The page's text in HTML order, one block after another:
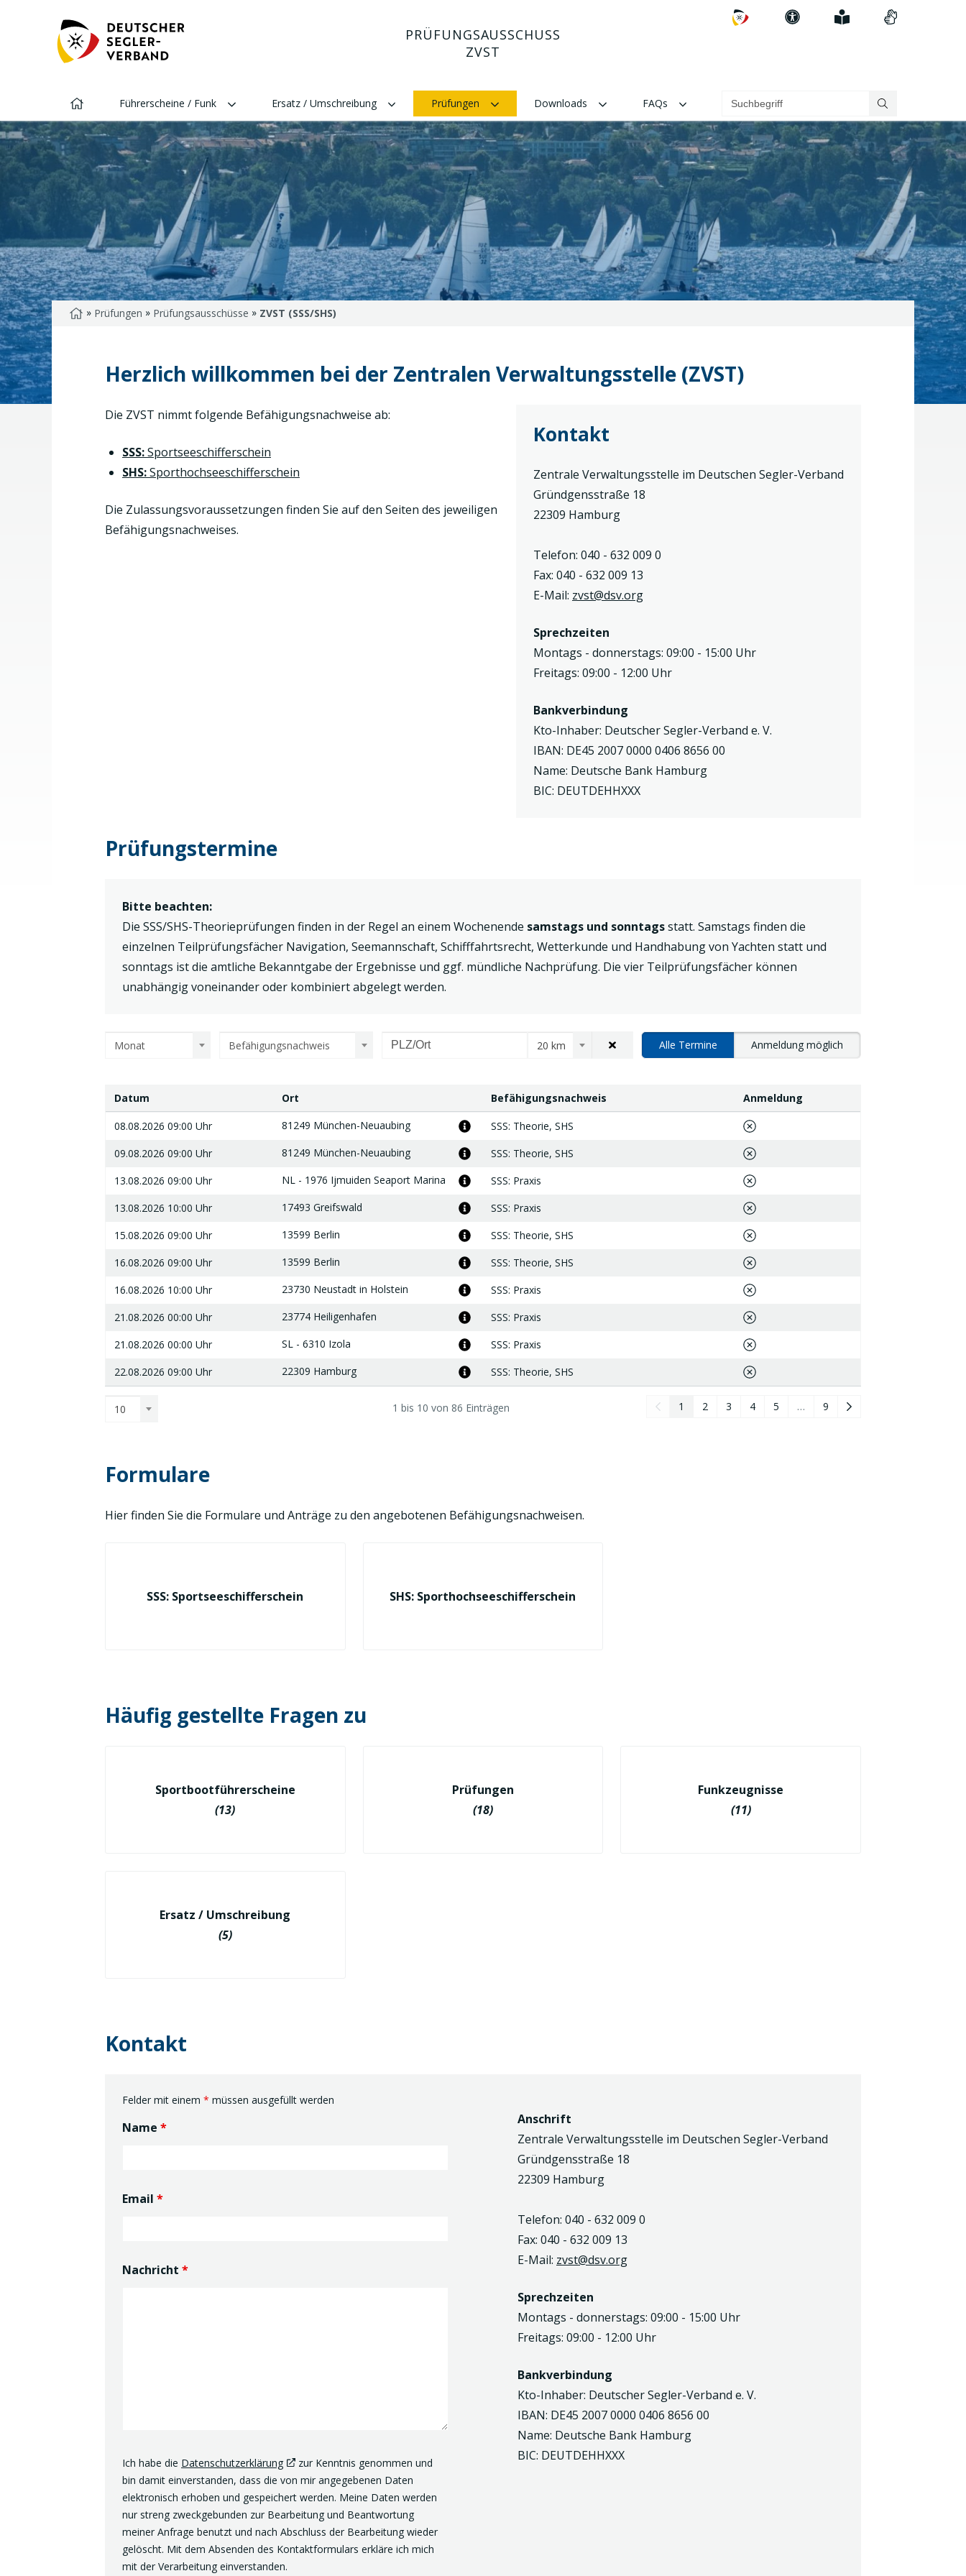
Erklärung Einfach
Videos
PRÜFUNGSAUSSCHUSS
ZVST
STARTSEITE
MENÜ
Startseite Führerscheine / Funk Ersatz / Umschreibung Prüfungen Downloads FAQs
Startseite
» Prüfungen » Prüfungsausschüsse » ZVST (SSS/SHS)
Herzlich willkommen bei der Zentralen Verwaltungsstelle (ZVST)
Kontakt
Zentrale Verwaltungsstelle im Deutschen Segler-Verband
Gründgensstraße 18
22309 Hamburg
Telefon: 040 - 632 009 0
Fax: 040 - 632 009 13
E-Mail: zvst@dsv.org
Sprechzeiten
Montags - donnerstags: 09:00 - 15:00 Uhr
Freitags: 09:00 - 12:00 Uhr
Bankverbindung
Kto-Inhaber: Deutscher Segler-Verband e. V.
IBAN: DE45 2007 0000 0406 8656 00
Name: Deutsche Bank Hamburg
BIC: DEUTDEHHXXX
Die ZVST nimmt folgende Befähigungsnachweise ab:
SSS:Sportseeschifferschein
SHS:Sporthochseeschifferschein
Die Zulassungsvoraussetzungen finden Sie auf den Seiten des jeweiligen
Befähigungsnachweises.
Prüfungstermine
Bitte beachten:
Die SSS/SHS-Theorieprüfungen finden in der Regel an einem Wochenende samstags und sonntagsstatt. Samstags finden die
einzelnen Teilprüfungsfächer Navigation, Seemannschaft, Schifffahrtsrecht, Wetterkunde und Handhabung von Yachten statt und
sonntags ist die amtliche Bekanntgabe der Ergebnisse und ggf. mündliche Nachprüfung. Die vier Teilprüfungsfächer können
unabhängig voneinander oder kombiniert abgelegt werden.
Monat Befähigungsnachweis 20 km
Ort zurücksetzen
Alle Termine Anmeldung möglich
Datum Ort Befähigungsnachweis
Anmeldung
Datum
Ort Befähigungsnachweis Anmeldung
08.08.2026 09:00 Uhr 81249 München-Neuaubing
Mehr
Informationen
zum
Treffpunkt
SSS: Theorie, SHS
09.08.2026 09:00 Uhr
81249 München-Neuaubing
Mehr
Informationen
zum
Treffpunkt
SSS: Theorie, SHS
13.08.2026 09:00 Uhr
NL - 1976 Ijmuiden Seaport Marina
Mehr
Informationen
zum
Treffpunkt
SSS: Praxis
13.08.2026 10:00 Uhr
17493 Greifswald
Mehr
Informationen
zum
Treffpunkt
SSS: Praxis
15.08.2026 09:00 Uhr
13599 Berlin
Mehr
Informationen
zum
Treffpunkt
SSS: Theorie, SHS
16.08.2026 09:00 Uhr
13599 Berlin
Mehr
Informationen
zum
Treffpunkt
SSS: Theorie, SHS
16.08.2026 10:00 Uhr
23730 Neustadt in Holstein
Mehr
Informationen
zum
Treffpunkt
SSS: Praxis
21.08.2026 00:00 Uhr
23774 Heiligenhafen
Mehr
Informationen
zum
Treffpunkt
SSS: Praxis
21.08.2026 00:00 Uhr
SL - 6310 Izola
Mehr
Informationen
zum
Treffpunkt
SSS: Praxis
22.08.2026 09:00 Uhr
22309 Hamburg
Mehr
Informationen
Treffpunkt
SSS: Theorie, SHS
10 1 bis 10 von 86 Einträgen 1 2 3 4 5 … 9
Formulare
Hier finden Sie die Formulare und Anträge zu den angebotenen Befähigungsnachweisen.
SSS: Sportseeschifferschein SHS: Sporthochseeschifferschein
Häufig gestellte Fragen zu
Sportbootführerscheine
(13)
Prüfungen
(18)
Funkzeugnisse
(11)
Ersatz / Umschreibung
(5)
Kontakt
Felder mit einem * müssen ausgefüllt werden
Name *
Email *
Nachricht *
Ich habe die Datenschutzerklärung
zur Kenntnis genommen und
bin damit einverstanden, dass die von mir angegebenen Daten
elektronisch erhoben und gespeichert werden. Meine Daten werden
nur streng zweckgebunden zur Bearbeitung und Beantwortung
meiner Anfrage benutzt und nach Abschluss der Bearbeitung wieder
gelöscht. Mit dem Absenden des Kontaktformulars erkläre ich mich
mit der Verarbeitung einverstanden.
Anschrift
Zentrale Verwaltungsstelle im Deutschen Segler-Verband
Gründgensstraße 18
22309 Hamburg
Telefon: 040 - 632 009 0
Fax: 040 - 632 009 13
E-Mail: zvst@dsv.org
Sprechzeiten
Montags - donnerstags: 09:00 - 15:00 Uhr
Freitags: 09:00 - 12:00 Uhr
Bankverbindung
Kto-Inhaber: Deutscher Segler-Verband e. V.
IBAN: DE45 2007 0000 0406 8656 00
Name: Deutsche Bank Hamburg
BIC: DEUTDEHHXXX